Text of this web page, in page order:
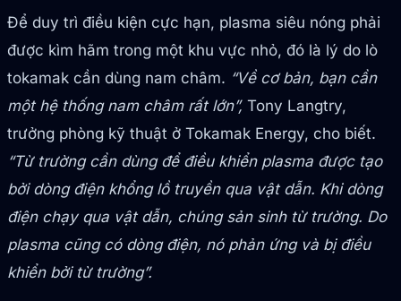
Để duy trì điều kiện cực hạn, plasma siêu nóng phải
được kìm hãm trong một khu vực nhỏ, đó là lý do lò
tokamak cần dùng nam châm. “Về cơ bản, bạn cần
một hệ thống nam châm rất lớn”, Tony Langtry,
trưởng phòng kỹ thuật ở Tokamak Energy, cho biết.
“Từ trường cần dùng để điều khiển plasma được tạo
bởi dòng điện khổng lồ truyền qua vật dẫn. Khi dòng
điện chạy qua vật dẫn, chúng sản sinh từ trường. Do
plasma cũng có dòng điện, nó phản ứng và bị điều
khiển bởi từ trường”.